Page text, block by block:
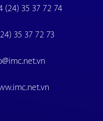
(24) 35 37 72 74
35 37 72 73